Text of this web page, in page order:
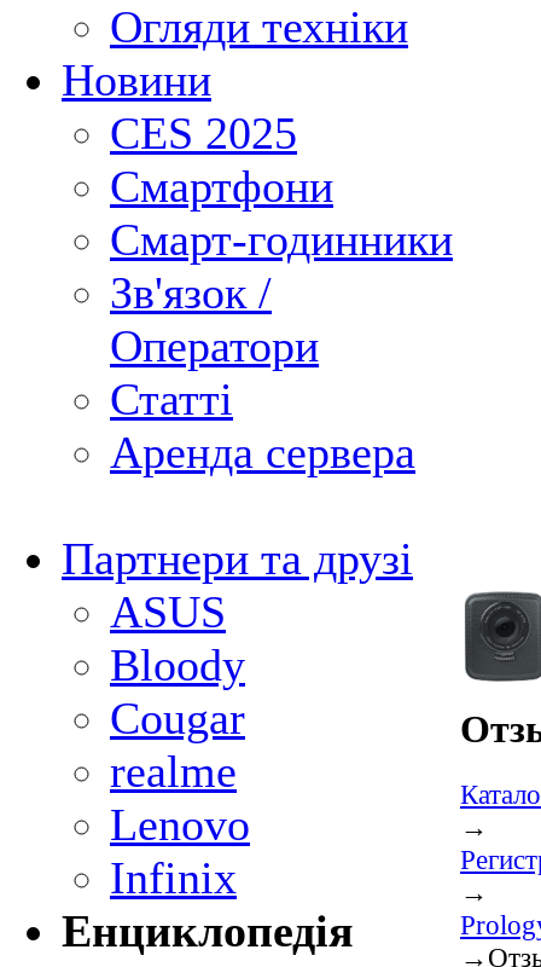
Огляди техніки
Новини
CES 2025
Смартфони
Смарт-годинники
Зв'язок /
Оператори
Статті
Аренда сервера
Партнери та друзі
ASUS
Bloody
Cougar
realme
Lenovo
Infinix
Енциклопедія
→
→
→